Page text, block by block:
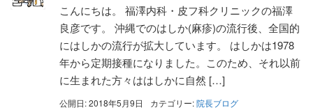
こんにちは。 福澤内科・皮フ科クリニックの福澤
良彦です。 沖縄でのはしか(麻疹)の流行後、全国的
にはしかの流行が拡大しています。 はしかは1978
年から定期接種になりました。このため、それ以前
に生まれた方々ははしかに自然 […]
公開日: 2018年5月9日 カテゴリー:院長ブログ